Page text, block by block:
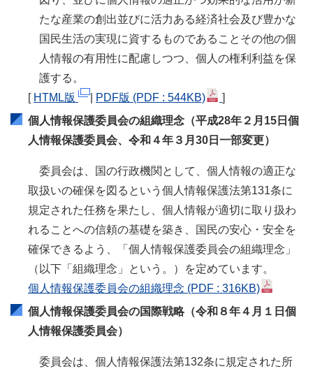
たな産業の創出並びに活力ある経済社会及び豊かな
国民生活の実現に資するものであることその他の個
人情報の有用性に配慮しつつ、個人の権利利益を保
護する。
[ HTML版 PDF版 (PDF : 544KB)
]
個人情報保護委員会の組織理念（平成28年２月15日個
人情報保護委員会、令和４年３月30日一部変更）
委員会は、国の行政機関として、個人情報の適正な
取扱いの確保を図るという個人情報保護法第131条に
規定された任務を果たし、個人情報が適切に取り扱わ
れることへの信頼の基礎を築き、国民の安心・安全を
確保できるよう、「個人情報保護委員会の組織理念」
（以下「組織理念」という。）を定めています。
個人情報保護委員会の組織理念 (PDF : 316KB)
個人情報保護委員会の国際戦略（令和８年４月１日個
人情報保護委員会）
委員会は、個人情報保護法第132条に規定された所